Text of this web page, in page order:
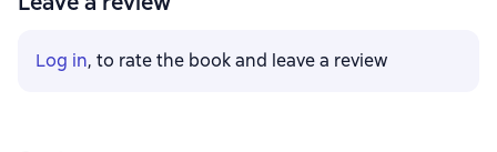
Log in, to rate the book and leave a review